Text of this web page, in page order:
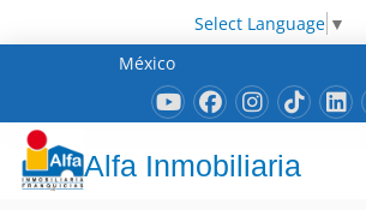
Select Language ▼
México
Alfa Inmobiliaria